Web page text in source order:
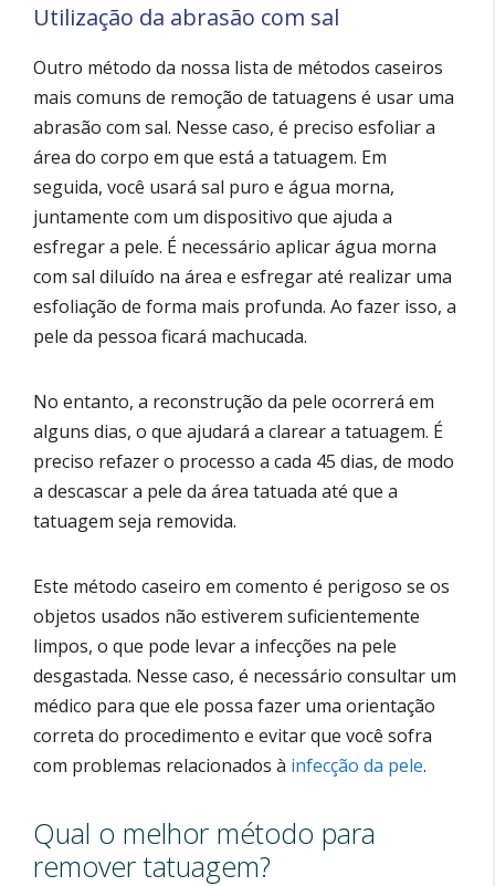
Utilização da abrasão com sal
Outro método da nossa lista de métodos caseiros
mais comuns de remoção de tatuagens é usar uma
abrasão com sal. Nesse caso, é preciso esfoliar a
área do corpo em que está a tatuagem. Em
seguida, você usará sal puro e água morna,
juntamente com um dispositivo que ajuda a
esfregar a pele. É necessário aplicar água morna
com sal diluído na área e esfregar até realizar uma
esfoliação de forma mais profunda. Ao fazer isso, a
pele da pessoa ficará machucada.
No entanto, a reconstrução da pele ocorrerá em
alguns dias, o que ajudará a clarear a tatuagem. É
preciso refazer o processo a cada 45 dias, de modo
a descascar a pele da área tatuada até que a
tatuagem seja removida.
Este método caseiro em comento é perigoso se os
objetos usados ​​não estiverem suficientemente
limpos, o que pode levar a infecções na pele
desgastada. Nesse caso, é necessário consultar um
médico para que ele possa fazer uma orientação
correta do procedimento e evitar que você sofra
com problemas relacionados à infecção da pele.
Qual o melhor método para
remover tatuagem?